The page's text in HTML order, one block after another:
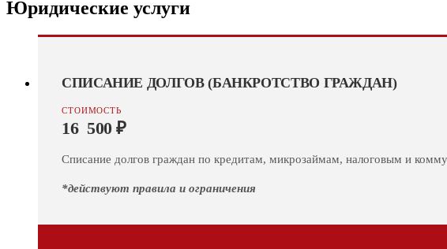
Юридические услуги
СПИСАНИЕ ДОЛГОВ (БАНКРОТСТВО ГРАЖДАН)
СТОИМОСТЬ
16 500 ₽
Списание долгов граждан по кредитам, микрозаймам, налоговым и
*действуют правила и ограничения